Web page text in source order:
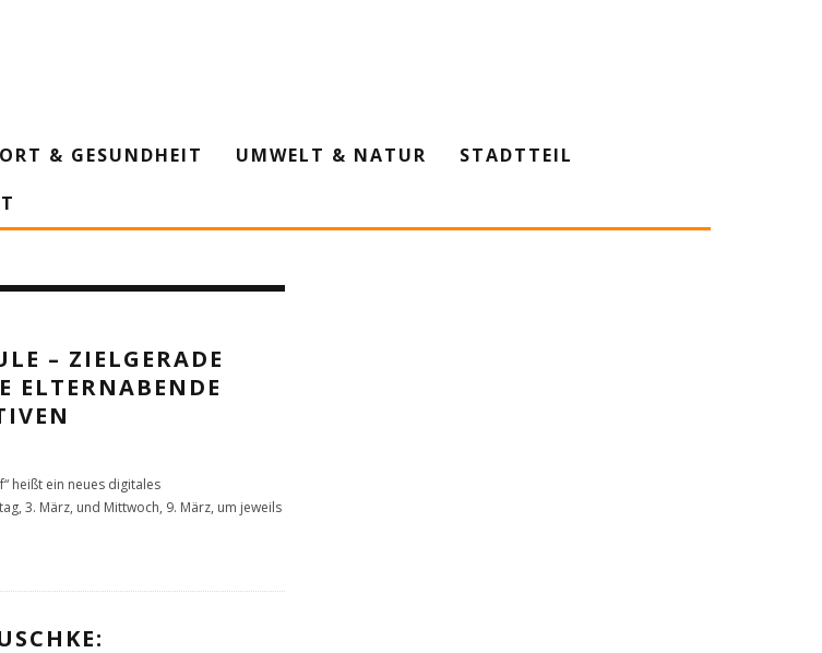
& GESUNDHEIT UMWELT & NATUR
STADTTEIL
– ZIELGERADE
ELTERNABENDE
heißt ein neues digitales
3. März, und Mittwoch, 9. März, um jeweils